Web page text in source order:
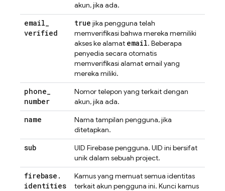
akun, jika ada.
email_
verified
true jika pengguna telah
memverifikasi bahwa mereka memiliki
akses ke alamat email. Beberapa
penyedia secara otomatis
memverifikasi alamat email yang
mereka miliki.
phone_
number
Nomor telepon yang terkait dengan
akun, jika ada.
name
Nama tampilan pengguna, jika
ditetapkan.
sub
UID Firebase pengguna. UID ini bersifat
unik dalam sebuah project.
firebase .
identities
Kamus yang memuat semua identitas
terkait akun pengguna ini. Kunci kamus